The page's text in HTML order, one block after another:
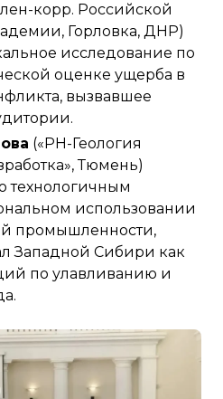
корр. Российской
Горловка, ДНР)
исследование по
оценке ущерба в
вызвавшее
(«РН-Геология
Тюмень)
технологичным
использовании
промышленности,
Западной Сибири как
по улавливанию и